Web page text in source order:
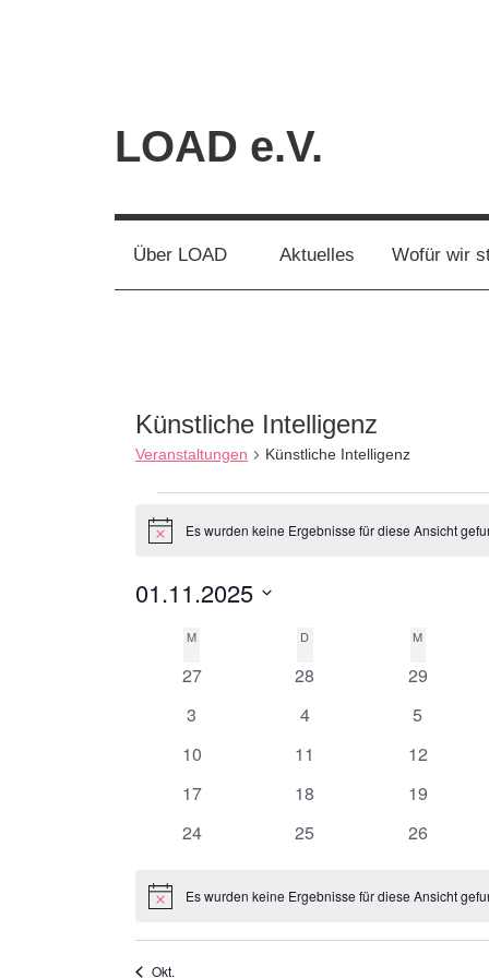
LOAD e.V.
für
liberale
Über LOAD Aktuelles Wofür wir
Künstliche Intelligenz
Veranstaltungen Künstliche Intelligenz
Veranstaltungen
HinweisEs wurden keine Ergebnisse für diese Ansicht
01.11.2025
Kalender
von
Veranstaltungen
M D M
0
27
0
28
0
29
0
3
0
4
0
5
0
10
0
11
0
12
0
17
0
18
0
19
0
24
0
25
0
26
HinweisEs wurden keine Ergebnisse für diese Ansicht
Okt.